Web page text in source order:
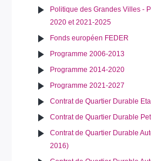
Politique des Grandes Villes -
2020 et 2021-2025
Fonds européen FEDER
Programme 2006-2013
Programme 2014-2020
Programme 2021-2027
Contrat de Quartier Durable
Contrat de Quartier Durable
Contrat de Quartier Durable
2016)